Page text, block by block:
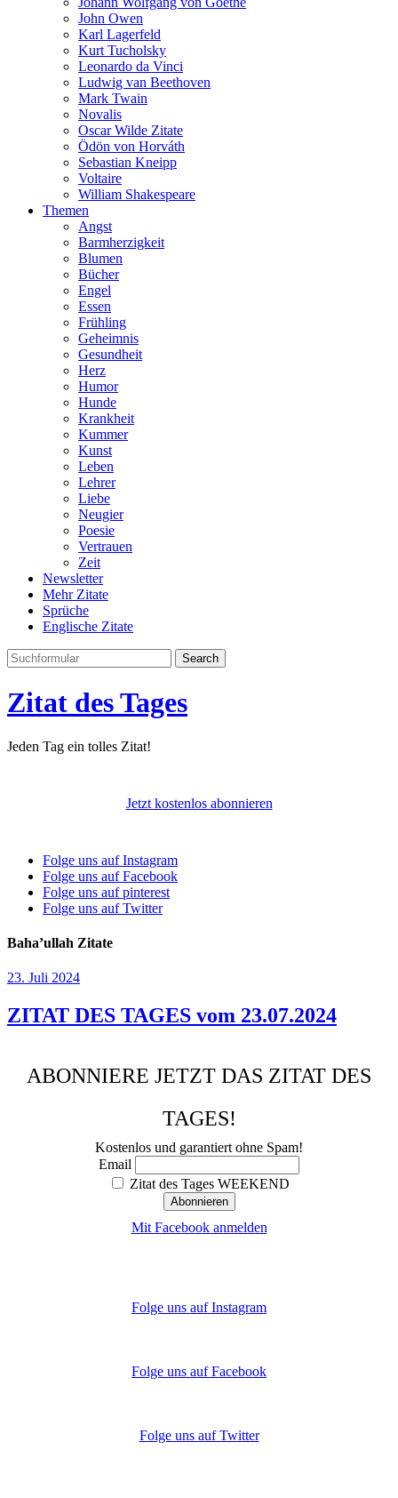
John Owen
Karl Lagerfeld
Kurt Tucholsky
Leonardo da Vinci
Ludwig van Beethoven
Mark Twain
Novalis
Oscar Wilde Zitate
Ödön von Horváth
Sebastian Kneipp
Voltaire
William Shakespeare
Themen
Angst
Barmherzigkeit
Blumen
Bücher
Engel
Essen
Frühling
Geheimnis
Gesundheit
Herz
Humor
Hunde
Krankheit
Kummer
Kunst
Leben
Lehrer
Liebe
Neugier
Poesie
Vertrauen
Zeit
Newsletter
Mehr Zitate
Sprüche
Englische Zitate
Search
Zitat des Tages
Jeden Tag ein tolles Zitat!
Jetzt kostenlos abonnieren
Folge uns auf Instagram
Folge uns auf Facebook
Folge uns auf pinterest
Folge uns auf Twitter
Baha’ullah Zitate
23. Juli 2024
ZITAT DES TAGES vom 23.07.2024
ABONNIERE JETZT DAS ZITAT DES
TAGES!
Kostenlos und garantiert ohne Spam!
Email
Zitat des Tages WEEKEND
Mit Facebook anmelden
Folge uns auf Instagram
Folge uns auf Facebook
Folge uns auf Twitter